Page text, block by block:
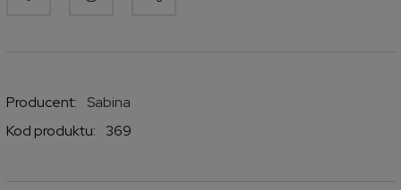
Producent:
Sabina
Kod produktu:
369